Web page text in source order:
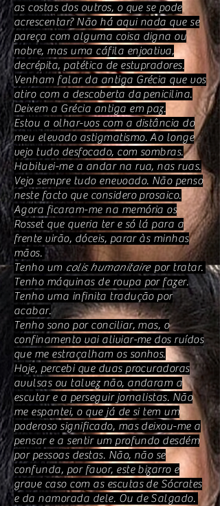
as costas dos outros, o que se pode
acrescentar? Não há aqui nada que se
pareça com alguma coisa digna ou
nobre, mas uma cáfila enjoativa,
decrépita, patética de estupradores.
Venham falar da antiga Grécia que vos
atiro com a descoberta da penicilina.
Deixem a Grécia antiga em paz.
Estou a olhar-vos com a distância do
meu elevado astigmatismo. Ao longe
vejo tudo desfocado, com sombras.
Habituei-me a andar na rua, nas ruas.
Vejo sempre tudo enevoado. Não penso
neste facto que considero prosaico.
Agora ficaram-me na memória os
Rosset que queria ter e só lá para a
frente virão, dóceis, parar às minhas
mãos.
Tenho um colis humanitaire por tratar.
Tenho máquinas de roupa por fazer.
Tenho uma infinita tradução por
acabar.
Tenho sono por conciliar, mas, o
confinamento vai aliviar-me dos ruídos
que me estraçalham os sonhos.
Hoje, percebi que duas procuradoras
avulsas ou talvez não, andaram a
escutar e a perseguir jornalistas. Não
me espantei, o que já de si tem um
poderoso significado, mas deixou-me a
pensar e a sentir um profundo desdém
por pessoas destas. Não, não se
confunda, por favor, este bizarro e
grave caso com as escutas de Sócrates
e da namorada dele. Ou de Salgado.